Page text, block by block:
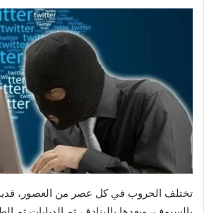
تختلف الحروب في كل عصر من العصور،